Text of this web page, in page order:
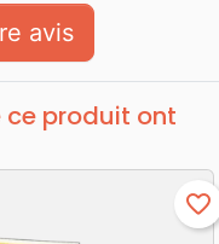
avis
ce produit ont
favorite_border